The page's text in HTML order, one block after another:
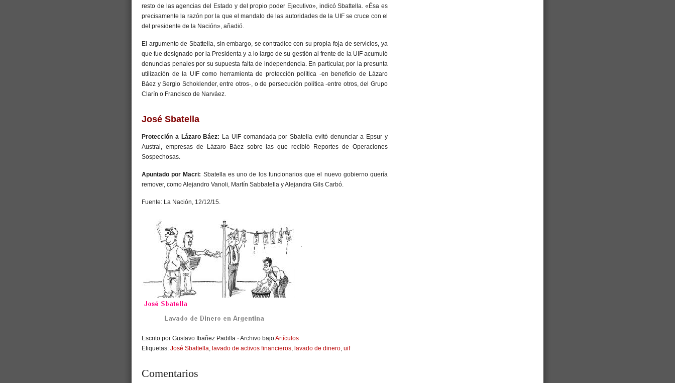
resto de las agencias del Estado y del propio poder Ejecutivo», indicó Sbattella. «Ésa es
precisamente la razón por la que el mandato de las autoridades de la UIF se cruce con el
del presidente de la Nación», añadió.
El argumento de Sbattella, sin embargo, se contradice con su propia foja de servicios, ya
que fue designado por la Presidenta y a lo largo de su gestión al frente de la UIF acumuló
denuncias penales por su supuesta falta de independencia. En particular, por la presunta
utilización de la UIF como herramienta de protección política -en beneficio de Lázaro
Báez y Sergio Schoklender, entre otros-, o de persecución política -entre otros, del Grupo
Clarín o Francisco de Narváez.
José Sbatella
Protección a Lázaro Báez: La UIF comandada por Sbatella evitó denunciar a Epsur y
Austral, empresas de Lázaro Báez sobre las que recibió Reportes de Operaciones
Sospechosas.
Apuntado por Macri: Sbatella es uno de los funcionarios que el nuevo gobierno quería
remover, como Alejandro Vanoli, Martín Sabbatella y Alejandra Gils Carbó.
Fuente: La Nación, 12/12/15.
Escrito por Gustavo Ibañez Padilla · Archivo bajoArtículos
Etiquetas: José Sbattella lavado de activos financieros lavado de dinero uif
Comentarios